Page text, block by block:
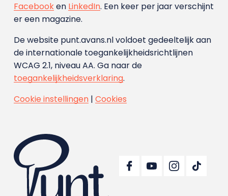
Facebooken LinkedIn. Een keer per jaar verschijnt
er een magazine.
De website punt.avans.nl voldoet gedeeltelijk aan
de internationale toegankelijkheidsrichtlijnen
WCAG 2.1, niveau AA. Ga naar de
toegankelijkheidsverklaring.
Cookie instellingen| Cookies